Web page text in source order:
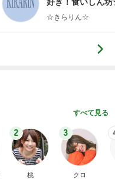
らりん☆のブログ
☆きらりん☆
すべて見る
2
桃
3
クロ